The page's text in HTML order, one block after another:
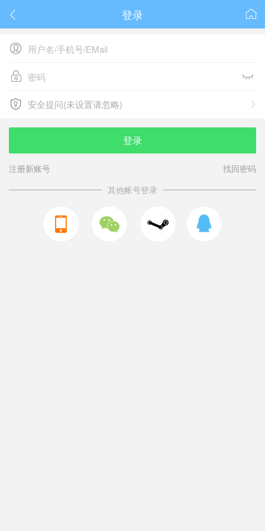
 
登录

 
 
安全提问(未设置请忽略)
安全提问(未设置请忽略)
登录
注册新账号
找回密码
其他帐号登录
  